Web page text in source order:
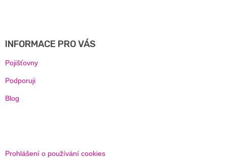
INFORMACE PRO VÁS
Pojišťovny
Podporuji
Blog
Prohlášení o používání cookies